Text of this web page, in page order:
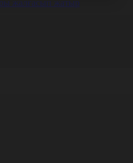
жалғасып жатыр